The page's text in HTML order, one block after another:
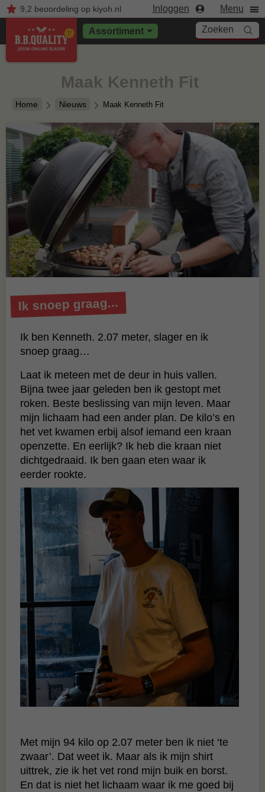
9,2 beoordelingop kiyoh.nl Inloggen Menu
Assortiment Zoeken
Home Nieuws Maak Kenneth Fit
Maak Kenneth Fit
Ik snoep graag...
Ik ben Kenneth. 2.07 meter, slager en ik
snoep graag…
Laat ik meteen met de deur in huis vallen.
Bijna twee jaar geleden ben ik gestopt met
roken. Beste beslissing van mijn leven. Maar
mijn lichaam had een ander plan. De kilo’s en
het vet kwamen erbij alsof iemand een kraan
openzette. En eerlijk? Ik heb die kraan niet
dichtgedraaid. Ik ben gaan eten waar ik
eerder rookte.
Met mijn 94 kilo op 2.07 meter ben ik niet ‘te
zwaar’. Dat weet ik. Maar als ik mijn shirt
uittrek, zie ik het vet rond mijn buik en borst.
En dat is niet het lichaam waar ik me goed bij